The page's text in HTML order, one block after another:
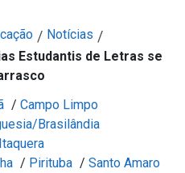
/ Notícias /
Estudantis de Letras se
/ Campo Limpo
Brasilândia
Itaquera
/ Pirituba / Santo Amaro